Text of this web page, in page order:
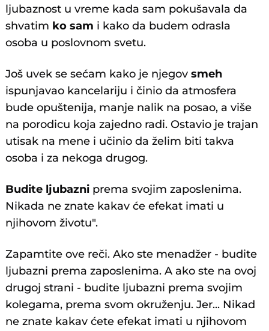
ljubaznost u vreme kada sam pokušavala da
shvatim ko sam i kako da budem odrasla
osoba u poslovnom svetu.
Još uvek se sećam kako je njegovsmeh
ispunjavao kancelariju i činio da atmosfera
bude opuštenija, manje nalik na posao, a više
na porodicu koja zajedno radi. Ostavio je trajan
utisak na mene i učinio da želim biti takva
osoba i za nekoga drugog.
Budite ljubazni prema svojim zaposlenima.
Nikada ne znate kakav će efekat imati u
njihovom životu".
Zapamtite ove reči. Ako ste menadžer - budite
ljubazni prema zaposlenima. A ako ste na ovoj
drugoj strani - budite ljubazni prema svojim
kolegama, prema svom okruženju. Jer... Nikad
ne znate kakav ćete efekat imati u njihovom